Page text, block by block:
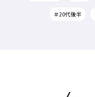
＃20代後半